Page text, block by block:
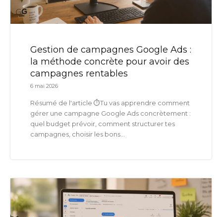
Gestion de campagnes Google Ads :
la méthode concrète pour avoir des
campagnes rentables
6 mai 2026
Résumé de l'article ⏱️Tu vas apprendre comment
gérer une campagne Google Ads concrètement :
quel budget prévoir, comment structurer tes
campagnes, choisir les bons...